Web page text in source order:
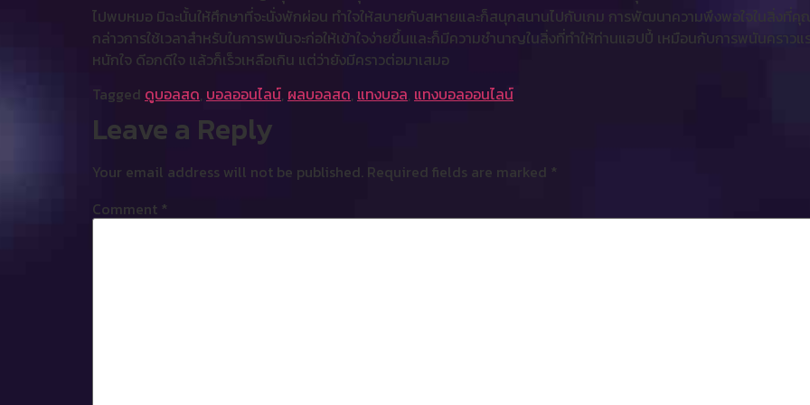
ไปพบหมอ มิฉะนั้นให้ศึกษาที่จะนั่งพักผ่อน ทำใจให้สบายกับสหายและก็สนุกสนานไปกับเกม การพัฒนาความพึงพอใจในสิ่งที่
กล่าวการใช้เวลาสำหรับในการพนันจะก่อให้เข้าใจง่ายขึ้นและก็มีความชำนาญในสิ่งที่ทำให้ท่านแฮปปี้ เหมือนกับการพนันครา
หนักใจ ดีอกดีใจ แล้วก็เร็วเหลือเกิน แต่ว่ายังมีคราวต่อมาเสมอ
Tagged ดูบอลสด, บอลออนไลน์, ผลบอลสด, แทงบอล, แทงบอลออนไลน์
Leave a Reply
Your email address will not be published. Required fields are marked *
Comment *